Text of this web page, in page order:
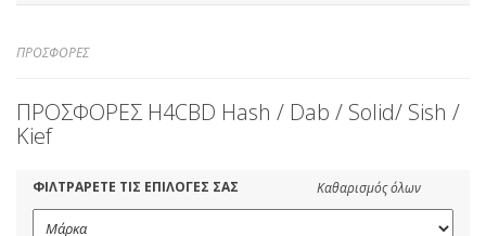
ΠΡΟΣΦΟΡΕΣ
ΠΡΟΣΦΟΡΕΣ H4CBD Hash / Dab / Solid/ Sish /
Kief
ΦΙΛΤΡΑΡΕΤΕ ΤΙΣ ΕΠΙΛΟΓΕΣ ΣΑΣ Καθαρισμός όλων